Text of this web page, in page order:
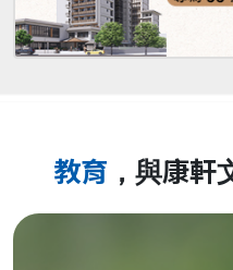
教育 ，與康